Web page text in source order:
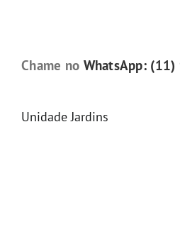
Chame no WhatsApp:
Unidade Jardins